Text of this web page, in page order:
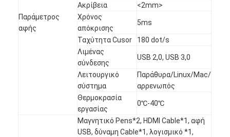
Διαλογικό όργανο ελέγχου οθόνης αφής
έξυπνος πίνακας LCD
Διαλογικό Whiteboard οδηγήσεων
Διαλογική οθόνη αφής Whiteboard
όλοι σε ένα διαλογικό whiteboard
φορητό διαλογικό whiteboard
Παράμετρος
αφής
Ακρίβεια
<2mm>
Χρόνος
απόκρισης
5ms
Ταχύτητα Cusor
180 dot/s
Λιμένας
σύνδεσης
USB 2,0, USB 3,0
Λειτουργικό
σύστημα
Παράθυρα/Linux/Mac/
αρρενωπός
Θερμοκρασία
εργασίας
0℃-40℃
Μαγνητικό Pens*2, HDMI Cable*1, αφή
USB, δύναμη Cable*1, λογισμικό *1,